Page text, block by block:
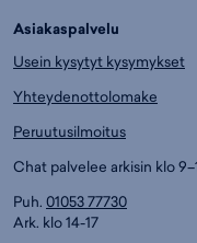
Asiakaspalvelu
Usein kysytyt kysymykset
Yhteydenottolomake
Peruutusilmoitus
Chat palvelee arkisin klo
Puh. 01053 77730
Ark. klo 14-17